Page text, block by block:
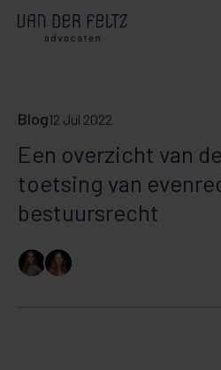
Blog12 Jul 2022
Een overzicht van
toetsing van
bestuursrecht